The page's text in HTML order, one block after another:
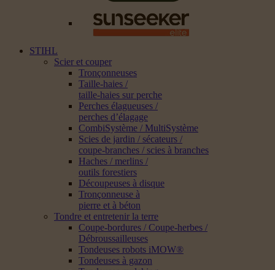
STIHL
Scier et couper
Tronçonneuses
Taille-haies /
taille-haies sur perche
Perches élagueuses /
perches d’élagage
CombiSystème / MultiSystème
Scies de jardin / sécateurs /
coupe-branches / scies à branches
Haches / merlins /
outils forestiers
Découpeuses à disque
Tronçonneuse à
pierre et à béton
Tondre et entretenir la terre
Coupe-bordures / Coupe-herbes /
Débroussailleuses
Tondeuses robots iMOW®
Tondeuses à gazon